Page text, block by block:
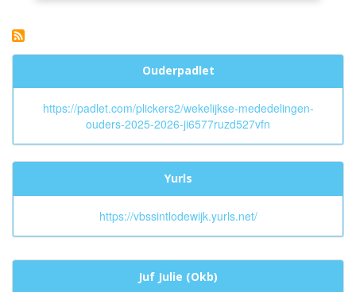
Ouderpadlet
https://padlet.com/plickers2/wekelijkse-mededelingen-
ouders-2025-2026-ji6577ruzd527vfn
Yurls
https://vbssintlodewijk.yurls.net/
Juf Julie (Okb)